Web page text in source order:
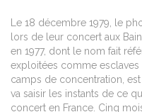
Le 18 décembre 1979, le
lors de leur concert aux
en 1977, dont le nom fait
exploitées comme esclaves
camps de concentration,
va saisir les instants de ce
concert en France. Cinq